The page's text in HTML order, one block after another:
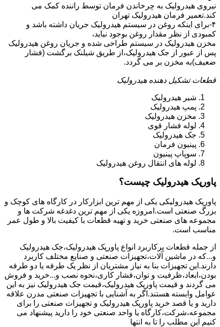
نیروی هیدرولیک به چرخاندن فرمان توسط راننده کمک می
کند.تعمیر فرمان هیدرولیک تهران
۴-برای اینکه روغن در سیستم هیدرولیک جریان داشته باشد و
کمبودی از نظر مقدار روغن بوجود نیاید،
مخزن هیدرولیک در سیستم طراحی شده و جریان روغن هیدرولیک
پس از عبور از جک هیدرولیک،از طریق شیلنک برگشت (فشار
ضعیف)به مخزن بر می گردد.
قطعات تشکیل دهنده هیدرولیک
شیر هیدرولیک
پمپ هیدرولیک
مخزن هیدرولیک
لوله فشار قوی
جک هیدرولیک
پینیون فرمان
سوپاپ پینیون
لوله های انتقال روغن هیدرولیک
پاورپک هیدرولیک چیست؟
پاورپک هیدرولیکی یکی از مهم ترین ابزارکار در کارگاه های کوچک و
بزرگ صنعتی است.امروزه یکی از مهم ترین دغدغه شرکت ها و
مجموعه های صنعتی خرید و تهیه قطعات با کیفیت بالا و طول عمر
مناسب است.
از جمله قطعات پرکاربرد انواع پاورپک هیدرولیک،جک هیدرولیک
و...که در ماشین آلات،تجهیزات صنعتی و صنایع مختلف کاربرد
دارند.این تجهیزات بنا به نیاز مشتریان از نظر یک طرفه یا دو طرفه
بودن،ابعاد،ظرفیت و توان،فشار کاری،نحوه نصب و...خرید و فروش
می گردند و قیمت پاورپک هیدرولیک،قیمت جک هیدرولیک نیز به این
عوامل وابسته هستند.اگر به آشنایی با تجهیزات صنعتی مدرن علاقه
دارید و یا قصد خرید پاورپک هیدرولیک و تجهیزات صنعتی را برای
مجموعه،شرکت،کارگاه یا واحد صنعتی خود را دارید پیشنهاد می
کنیم این مطلب را تا به انتها